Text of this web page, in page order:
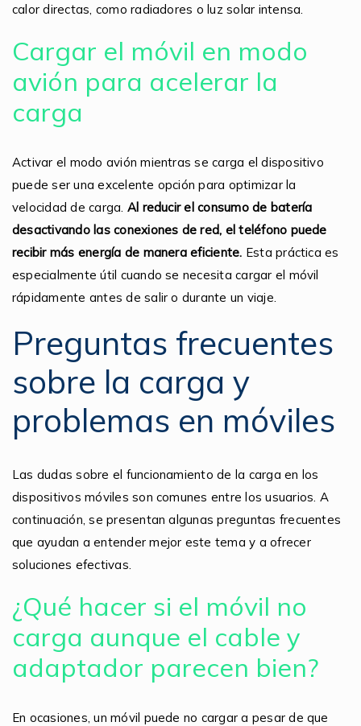
calor directas, como radiadores o luz solar intensa.
Cargar el móvil en modo
avión para acelerar la
carga
Activar el modo avión mientras se carga el dispositivo
puede ser una excelente opción para optimizar la
velocidad de carga. Al reducir el consumo de batería
desactivando las conexiones de red, el teléfono puede
recibir más energía de manera eficiente. Esta práctica es
especialmente útil cuando se necesita cargar el móvil
rápidamente antes de salir o durante un viaje.
Preguntas frecuentes
sobre la carga y
problemas en móviles
Las dudas sobre el funcionamiento de la carga en los
dispositivos móviles son comunes entre los usuarios. A
continuación, se presentan algunas preguntas frecuentes
que ayudan a entender mejor este tema y a ofrecer
soluciones efectivas.
¿Qué hacer si el móvil no
carga aunque el cable y
adaptador parecen bien?
En ocasiones, un móvil puede no cargar a pesar de que